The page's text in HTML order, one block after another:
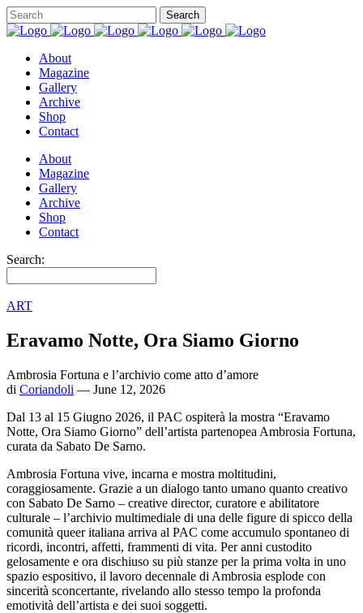
About
Magazine
Gallery
Archive
Shop
Contact
About
Magazine
Gallery
Archive
Shop
Contact
Search:
ART
Eravamo Notte, Ora Siamo Giorno
Ambrosia Fortuna e l’archivio come atto d’amore
di Coriandoli — June 12, 2026
Dal 13 al 15 Giugno 2026, il PAC ospiterà la mostra “Eravamo
Notte, Ora Siamo Giorno” dell’artista partenopea Ambrosia Fortuna,
curata da Sabato De Sarno.
Ambrosia Fortuna vive, incarna e mostra moltitudini,
coraggiosamente. Grazie a un dialogo tanto umano quanto creativo
con Sabato De Sarno – creative director, curatore e abilitatore
culturale – l’archivio multimediale di una delle figure di spicco della
comunità queer italiana arriva al PAC come accumulo spontaneo di
ricordi, incontri, affetti, frammenti di vita. Per anni custodito
gelosamente e ora dischiuso su più stanze per la prima volta in uno
spazio espositivo, il lavoro decennale di Ambrosia esplode con
sincerità sconcertante, rivelando allo stesso tempo la profonda
emotività dell’artista e dei suoi soggetti.